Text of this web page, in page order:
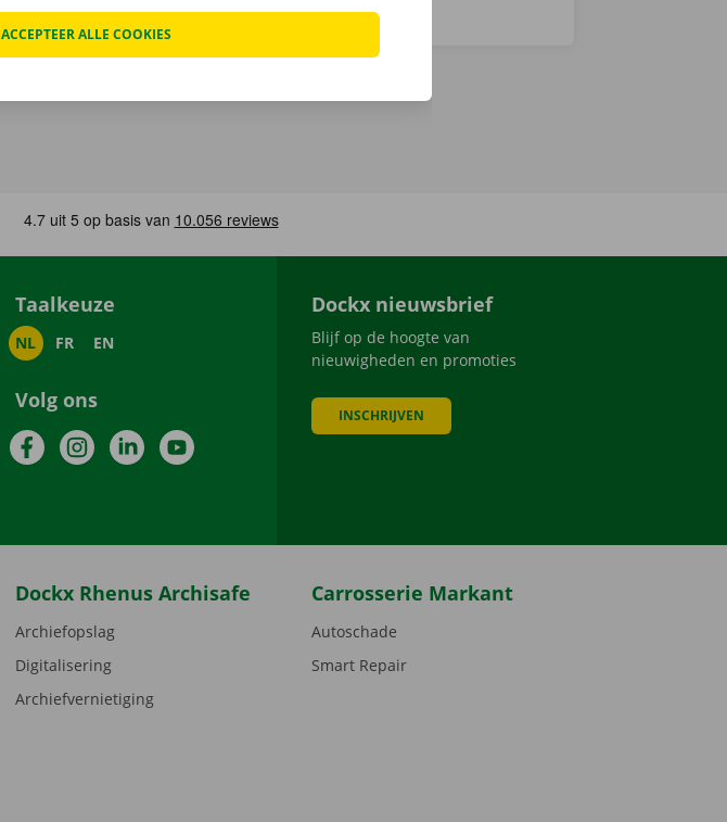
Taalkeuze
NL FR EN
Volg ons
FacebookInstagramLinkedInYouTube
Dockx nieuwsbrief
Blijf op de hoogte van
nieuwigheden en promoties
INSCHRIJVEN
Dockx Rhenus Archisafe
Archiefopslag
Digitalisering
Archiefvernietiging
Carrosserie Markant
Autoschade
Smart Repair
ACCEPTEER ALLE COOKIES